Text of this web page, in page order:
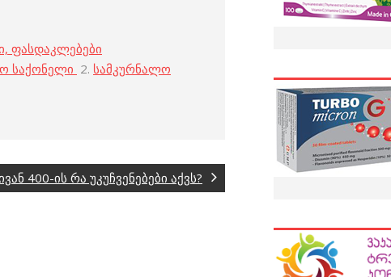
ფასდაკლებები
საქონელი 2. სამკურნალო
400-ის რა უკუჩვენებები აქვს?